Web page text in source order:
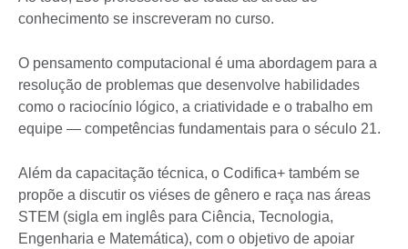
conhecimento se inscreveram no curso.
O pensamento computacional é uma abordagem para a
resolução de problemas que desenvolve habilidades
como o raciocínio lógico, a criatividade e o trabalho em
equipe — competências fundamentais para o século 21.
Além da capacitação técnica, o Codifica+ também se
propõe a discutir os viéses de gênero e raça nas áreas
STEM (sigla em inglês para Ciência, Tecnologia,
Engenharia e Matemática), com o objetivo de apoiar